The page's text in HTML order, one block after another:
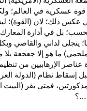
قوة عسكرية في العالم؛
عكس ذلك؛ لان (القوة)؛
بل في أدارة المعارك
يتجلى لداني والقاصي
ما هو إلا جعجعة
عناصر الإرهابيين من
إسقاط نظام (الدولة
فمتى يقر